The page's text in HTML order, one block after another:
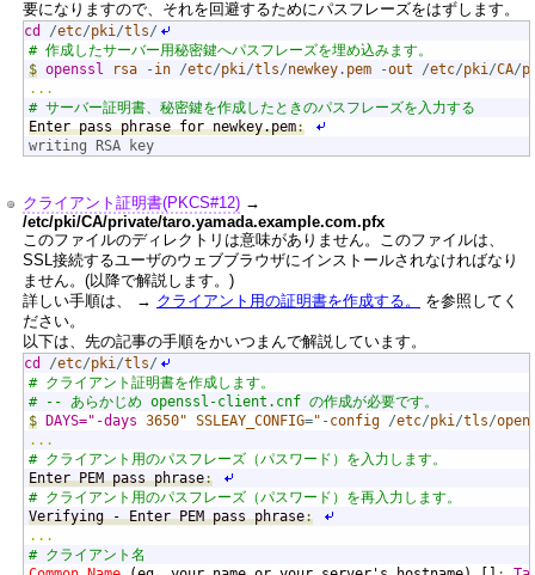
要になりますので、それを回避するためにパスフレーズをはずします。
cd /etc/pki/tls/
# 作成したサーバー用秘密鍵へパスフレーズを埋め込みます。
$ openssl rsa -in /etc/pki/tls/newkey. pem -out /etc/pki/CA/
...
# サーバー証明書、秘密鍵を作成したときのパスフレーズを入力する
Enter pass phrase for newkey.pem:
writing RSA key
クライアント証明書(PKCS#12) →
/etc/pki/CA/private/taro.yamada.example.com.pfx
このファイルのディレクトリは意味がありません。このファイルは、
SSL接続するユーザのウェブブラウザにインストールされなければなり
ません。(以降で解説します。)
詳しい手順は、 → クライアント用の証明書を作成する。
を参照してく
ださい。
以下は、先の記事の手順をかいつまんで解説しています。
cd /etc/pki/tls/
# クライアント証明書を作成します。
# -- あらかじめ openssl-client.cnf の作成が必要です。
$
DAYS="-days 3650" SSLEAY_CONFIG=" -config /etc/pki/tls/
...
# クライアント用のパスフレーズ（パスワード）を入力します。
Enter PEM pass phrase:
# クライアント用のパスフレーズ（パスワード）を再入力します。
Verifying - Enter PEM pass phrase:
...
# クライアント名